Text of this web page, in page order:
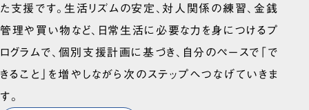
た支援です。生活リズムの安定、対人関係の練習、金銭
管理や買い物など、日常生活に必要な力を身につけるプ
ログラムで、個別支援計画に基づき、自分のペースで「で
きること」を増やしながら次のステップへつなげていきま
す。